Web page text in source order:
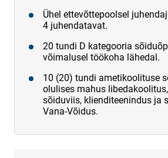
Ühel ettevõttepoolsel
4 juhendatavat.
20 tundi D kategooria
võimalusel töökoha lähedal.
10 (20) tundi ametikoolituse
olulises mahus
sõiduviis, klienditeenindus ja
Vana-Võidus.